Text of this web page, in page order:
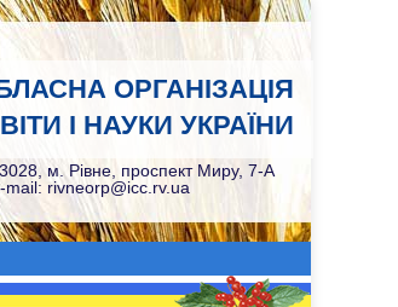
ОРГАНІЗАЦІЯ
І НАУКИ УКРАЇНИ
м. Рівне, проспект Миру, 7-А
mail: rivneorp@icc.rv.ua